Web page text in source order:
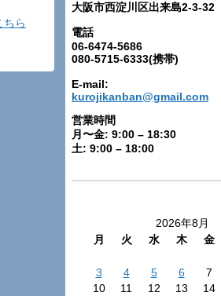
ちら
大阪市西淀川区出来島2-3-32
電話
06-6474-5686
080-5715-6333(携帯)
E-mail:
kurojikanban@gmail.com
営業時間
月〜金: 9:00 – 18:30
土: 9:00 – 18:00
2026年8月
月
火 水 木 金
3
4 5 6 7
10
11 12 13 14